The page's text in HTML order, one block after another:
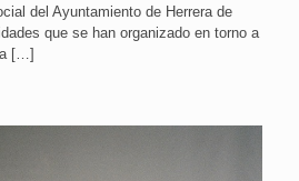
del Ayuntamiento de Herrera de
que se han organizado en torno a
[…]